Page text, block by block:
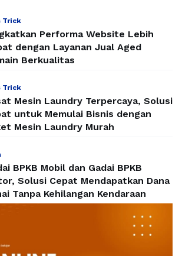
Trick
Performa Website Lebih
dengan Layanan Jual Aged
Berkualitas
Trick
Mesin Laundry Terpercaya, Solusi
untuk Memulai Bisnis dengan
Mesin Laundry Murah
BPKB Mobil dan Gadai BPKB
Solusi Cepat Mendapatkan Dana
Tanpa Kehilangan Kendaraan